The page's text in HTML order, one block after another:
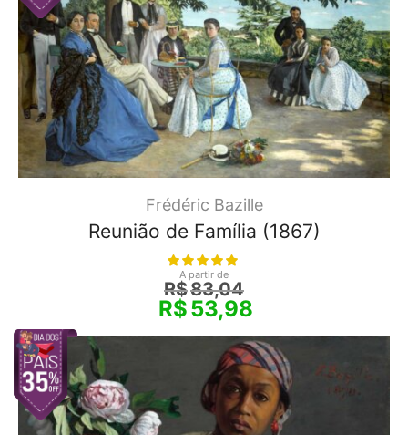
Frédéric Bazille
Reunião de Família (1867)
A partir de
R$83,04
R$53,98